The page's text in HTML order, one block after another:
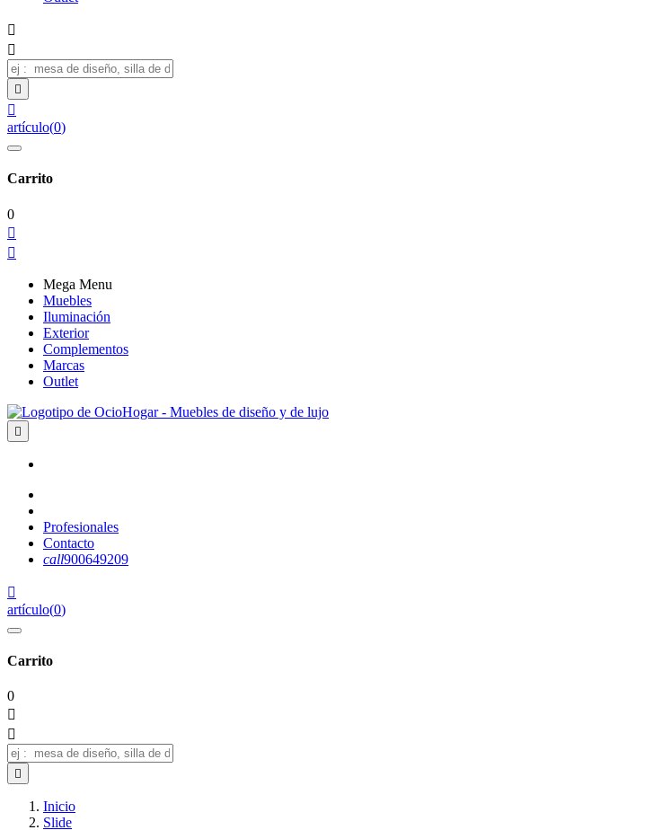




artículo(0)
Carrito
0


Mega Menu
Muebles
Iluminación
Exterior
Complementos
Marcas
Outlet

Profesionales
Contacto
call900649209

artículo(0)
Carrito
0



Inicio
Slide